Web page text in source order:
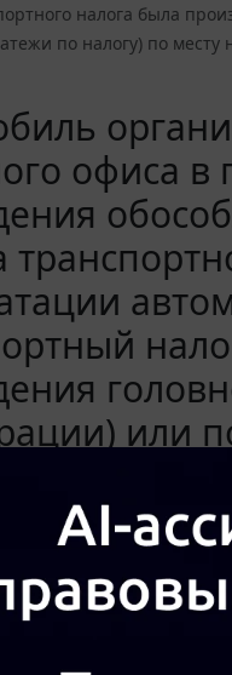
налога была
по налогу) по месту
офиса в
или
актуального текста
воспользуйтесь